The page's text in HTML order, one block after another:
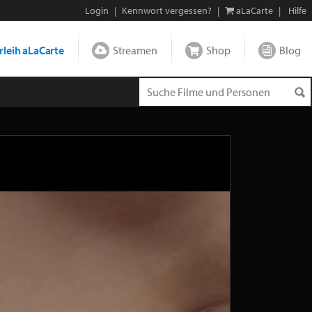
Login | Kennwort vergessen? | aLaCarte | Hilfe
aLaCarte Streamen Shop Blog